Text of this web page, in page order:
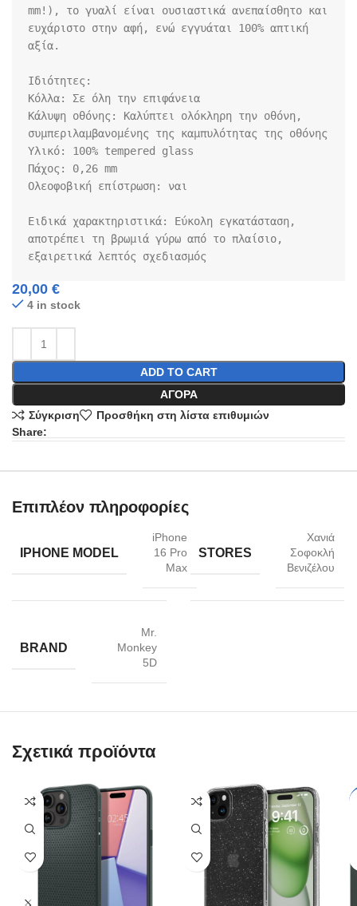
mm!), το γυαλί είναι ουσιαστικά ανεπαίσθητο και
ευχάριστο στην αφή, ενώ εγγυάται 100% απτική
αξία.
Ιδιότητες:
Κόλλα: Σε όλη την επιφάνεια
Κάλυψη οθόνης: Καλύπτει ολόκληρη την οθόνη,
συμπεριλαμβανομένης της καμπυλότητας της οθόνης
Υλικό: 100% tempered glass
Πάχος: 0,26 mm
Ολεοφοβική επίστρωση: ναι
Ειδικά χαρακτηριστικά: Εύκολη εγκατάσταση,
αποτρέπει τη βρωμιά γύρω από το πλαίσιο,
εξαιρετικά λεπτός σχεδιασμός
20,00€
4 in stock
ADD TO CART
ΑΓΟΡΆ
Σύγκριση
Προσθήκη στη λίστα επιθυμιών
Share:
Επιπλέον πληροφορίες
IPHONE MODEL
iPhone
16 Pro
Max
STORES
Χανιά
Σοφοκλή
Βενιζέλου
BRAND
Mr.
Monkey
5D
Σχετικά προϊόντα